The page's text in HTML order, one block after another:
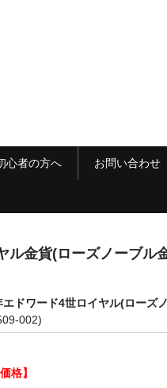
心者の方へ お問い合わせ
ル金貨(ローズノーブル
エドワード4世ロイヤル(ローズ
002)
格】